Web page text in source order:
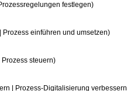
festlegen)
einführen und umsetzen)
steuern)
Digitalisierung verbessern |